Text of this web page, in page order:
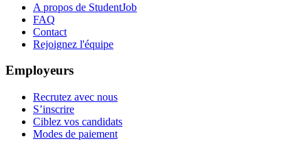
A propos de StudentJob
FAQ
Contact
Rejoignez l'équipe
Employeurs
Recrutez avec nous
S’inscrire
Ciblez vos candidats
Modes de paiement